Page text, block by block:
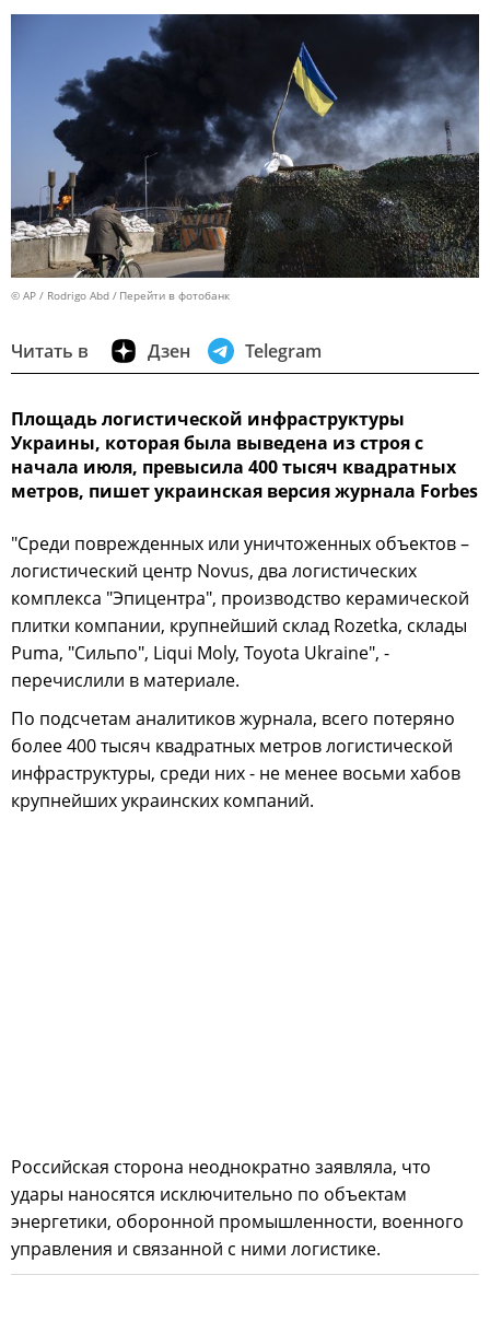
© AP / Rodrigo Abd Перейти в фотобанк
Читать в Дзен Telegram
Площадь логистической инфраструктуры
Украины, которая была выведена из строя с
начала июля, превысила 400 тысяч квадратных
метров, пишет украинская версия журнала Forbes
"Среди поврежденных или уничтоженных объектов –
логистический центр Novus, два логистических
комплекса "Эпицентра", производство керамической
плитки компании, крупнейший склад Rozetka, склады
Puma, "Сильпо", Liqui Moly, Toyota Ukraine", -
перечислили в материале.
По подсчетам аналитиков журнала, всего потеряно
более 400 тысяч квадратных метров логистической
инфраструктуры, среди них - не менее восьми хабов
крупнейших украинских компаний.
Российская сторона неоднократно заявляла, что
удары наносятся исключительно по объектам
энергетики, оборонной промышленности, военного
управления и связанной с ними логистике.